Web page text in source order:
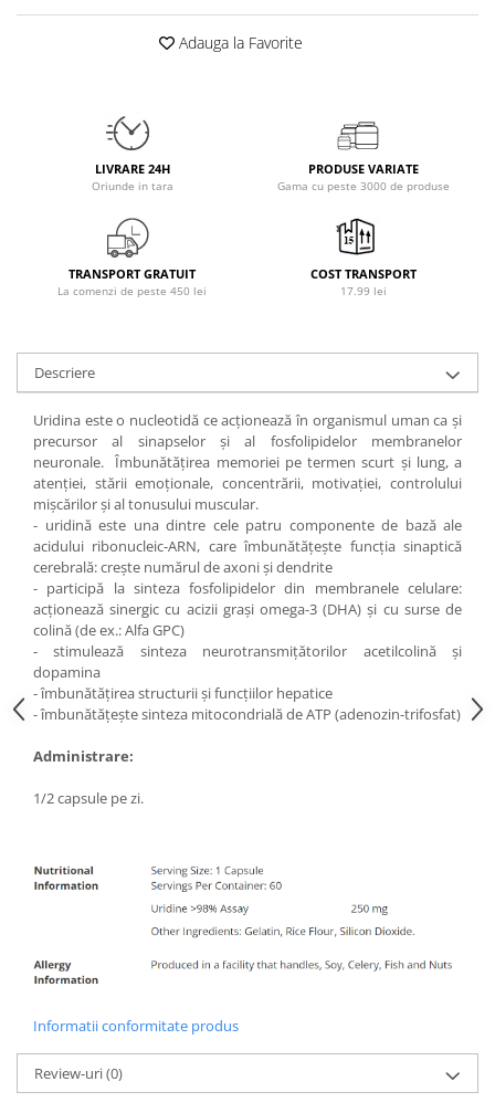
Osavi
Puritan`s Pride
Raw Nutrition
Revoflex
Scitec
Scivation
Skill Nutrition
Smart Shake
Swanson
Under Armour
Universal
Vitargo
Weider
Zenana
Adauga la Favorite
LIVRARE 24H
Oriunde in tara
PRODUSE VARIATE
Gama cu peste 3000 de produse
TRANSPORT GRATUIT
La comenzi de peste 450 lei
COST TRANSPORT
17.99 lei
Descriere
Uridina este o nucleotidă ce acționează în organismul uman ca și
precursor al sinapselor și al fosfolipidelor membranelor
neuronale. Îmbunătățirea memoriei pe termen scurt și lung, a
atenției, stării emoționale, concentrării, motivației, controlului
mișcărilor și al tonusului muscular.
- uridină este una dintre cele patru componente de bază ale
acidului ribonucleic-ARN, care îmbunătățește funcția sinaptică
cerebrală: crește numărul de axoni și dendrite
- participă la sinteza fosfolipidelor din membranele celulare:
acționează sinergic cu acizii grași omega-3 (DHA) și cu surse de
colină (de ex.: Alfa GPC)
- stimulează sinteza neurotransmițătorilor acetilcolină și
dopamina
- îmbunătățirea structurii și funcțiilor hepatice
- îmbunătățește sinteza mitocondrială de ATP (adenozin-trifosfat)
Administrare:
1/2 capsule pe zi.
Informatii conformitate produs
Review-uri(0)